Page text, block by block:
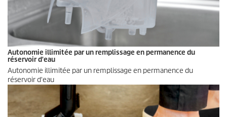
Autonomie illimitée par un remplissage en permanence du
réservoir d'eau
Autonomie illimitée par un remplissage en permanence du
réservoir d'eau